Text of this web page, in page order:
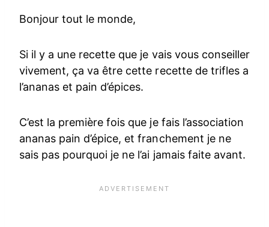
Bonjour tout le monde,
Si il y a une recette que je vais vous conseiller
vivement, ça va être cette recette de trifles a
l’ananas et pain d’épices.
C’est la première fois que je fais l’association
ananas pain d’épice, et franchement je ne
sais pas pourquoi je ne l’ai jamais faite avant.